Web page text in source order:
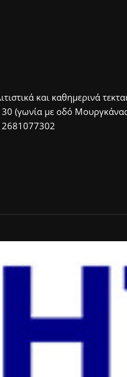
και καθημερινά
(γωνία με οδό